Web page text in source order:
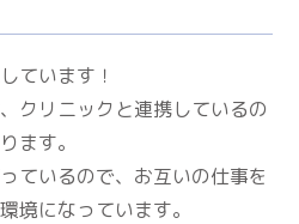
ています！
クリニックと連携しているの
ます。
ているので、お互いの仕事を
境になっています。